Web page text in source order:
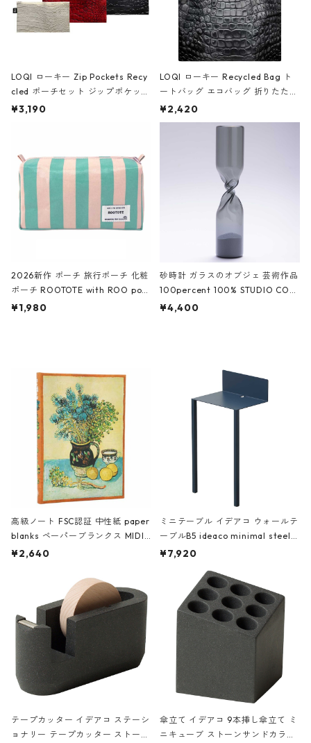
LOQI ローキー Zip Pockets Recy
cled ポーチセット ジップポケット
ファスナーポーチ 撥水加工 トラベ
ーガンディー、オフホワイト
¥3,190
LOQI ローキー Recycled Bag ト
ートバッグ エコバッグ 折りたたみ
大きめ 撥水加工 収納ポーチ CRO
CODILE/Black クロコダイル/ブラ
¥2,420
2026新作 ポーチ 旅行ポーチ 化粧
ポーチ ROOTOTE with ROO pou
ch 3532 ルートート WR.ポーチ.ラ
¥1,980
砂時計 ガラスのオブジェ 芸術作品
100percent 100% STUDIO COH
AKU Timeless 100パーセント ス
¥4,400
高級ノート FSC認証 中性紙 paper
blanks ペーパーブランクス MIDI
ハードカバー 罫線 ヴァン・ゴッホ
¥2,640
ミニテーブル イデアコ ウォールテ
ーブルB5 ideaco minimal steel f
urniture WALL Table B5 ネイビー
¥7,920
テープカッター イデアコ ステーシ
ョナリー テープカッター ストーン
傘立て イデアコ 9本挿し傘立て ミ
ニキューブ ストーンサンドカラー